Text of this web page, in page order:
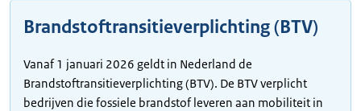
Brandstoftransitieverplichting (BTV)
Vanaf 1 januari 2026 geldt in Nederland de
Brandstoftransitieverplichting (BTV). De BTV verplicht
bedrijven die fossiele brandstof leveren aan mobiliteit in